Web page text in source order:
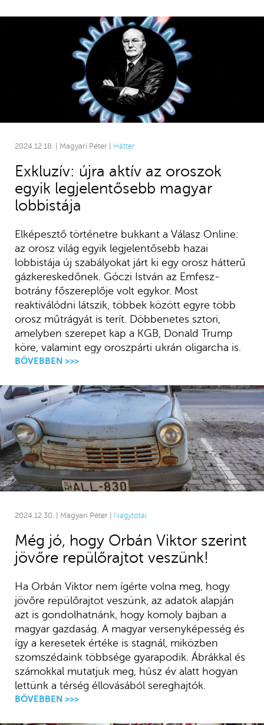
2024.12.30. | Magyari Péter | Nagytotál
Még jó, hogy Orbán Viktor szerint
jövőre repülőrajtot veszünk!
Ha Orbán Viktor nem ígérte volna meg, hogy
jövőre repülőrajtot veszünk, az adatok alapján
azt is gondolhatnánk, hogy komoly bajban a
magyar gazdaság. A magyar versenyképesség és
így a keresetek értéke is stagnál, miközben
szomszédaink többsége gyarapodik. Ábrákkal és
számokkal mutatjuk meg, húsz év alatt hogyan
lettünk a térség éllovásából sereghajtók.
BŐVEBBEN >>>
2024.12.18. | Magyari Péter | Háttér
Exkluzív: újra aktív az oroszok
egyik legjelentősebb magyar
lobbistája
Elképesztő történetre bukkant a Válasz Online:
az orosz világ egyik legjelentősebb hazai
lobbistája új szabályokat járt ki egy orosz hátterű
gázkereskedőnek. Góczi István az Emfesz-
botrány főszereplője volt egykor. Most
reaktiválódni látszik, többek között egyre több
orosz műtrágyát is terít. Döbbenetes sztori,
amelyben szerepet kap a KGB, Donald Trump
köre, valamint egy oroszpárti ukrán oligarcha is.
BŐVEBBEN >>>